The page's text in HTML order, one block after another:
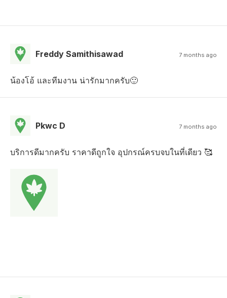
Freddy Samithisawad 7 months ago
น้องโอ้ และทีมงาน น่ารักมากครับ🙂
Pkwc D 7 months ago
บริการดีมากครับ ราคาดีถูกใจ อุปกรณ์ครบจบในที่เดียว 🥰